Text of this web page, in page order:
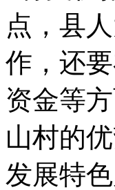
点，县
作，还
资金等
山村的
发展特